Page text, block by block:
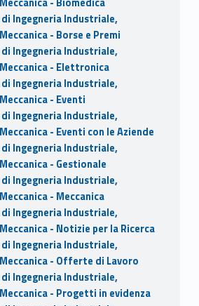
Ingegneria Industriale,
- Borse e Premi
Ingegneria Industriale,
- Elettronica
Ingegneria Industriale,
- Eventi
Ingegneria Industriale,
- Eventi con le Aziende
Ingegneria Industriale,
- Gestionale
Ingegneria Industriale,
- Meccanica
Ingegneria Industriale,
- Notizie per la Ricerca
Ingegneria Industriale,
- Offerte di Lavoro
Ingegneria Industriale,
- Progetti in evidenza